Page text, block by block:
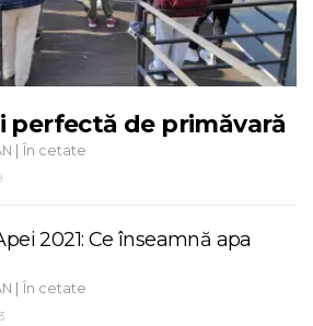
perfectă de primăvară
| În cetate
2021: Ce înseamnă apa
| În cetate